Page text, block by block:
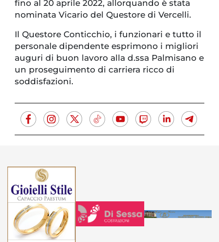
fino al 20 aprile 2022, allorquando è stata
nominata Vicario del Questore di Vercelli.
Il Questore Conticchio, i funzionari e tutto il
personale dipendente esprimono i migliori
auguri di buon lavoro alla d.ssa Palmisano e
un proseguimento di carriera ricco di
soddisfazioni.